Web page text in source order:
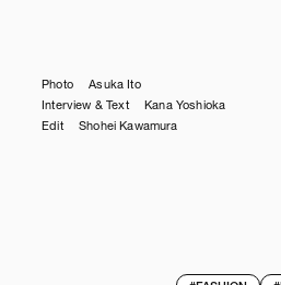
Photo Asuka Ito
Interview & Text Kana Yoshioka
Edit Shohei Kawamura